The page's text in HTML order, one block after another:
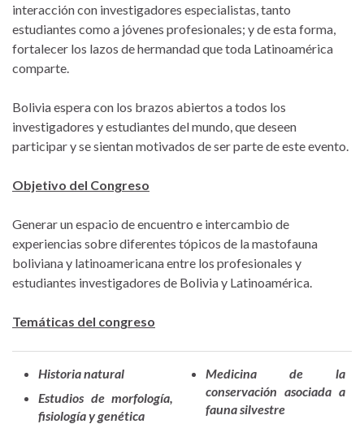
interacción con investigadores especialistas, tanto
estudiantes como a jóvenes profesionales; y de esta forma,
fortalecer los lazos de hermandad que toda Latinoamérica
comparte.
Bolivia espera con los brazos abiertos a todos los
investigadores y estudiantes del mundo, que deseen
participar y se sientan motivados de ser parte de este evento.
Objetivo del Congreso
Generar un espacio de encuentro e intercambio de
experiencias sobre diferentes tópicos de la mastofauna
boliviana y latinoamericana entre los profesionales y
estudiantes investigadores de Bolivia y Latinoamérica.
Temáticas del congreso
Historia natural
Estudios de morfología,
fisiología y genética
Medicina de la
conservación asociada a
fauna silvestre